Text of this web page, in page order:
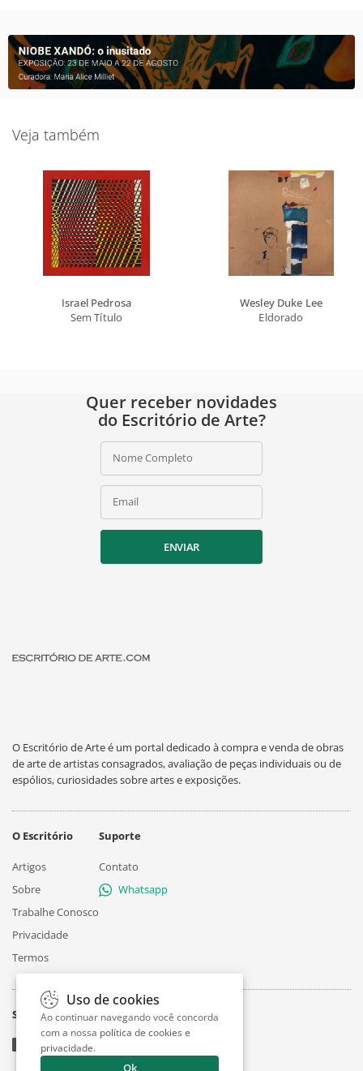
Veja também
Israel Pedrosa
Sem Título
Wesley Duke Lee
Eldorado
Quer receber novidades
do Escritório de Arte?
Nome Completo
Email
ENVIAR
O Escritório de Arte é um portal dedicado à compra e venda de obras
de arte de artistas consagrados, avaliação de peças individuais ou de
espólios, curiosidades sobre artes e exposições.
O Escritório
Artigos
Sobre
Trabalhe Conosco
Privacidade
Termos
Suporte
Contato
Whatsapp
Siga
Uso de cookies
Ao continuar navegando você concorda
com a nossa política de cookies e
privacidade.
Ok